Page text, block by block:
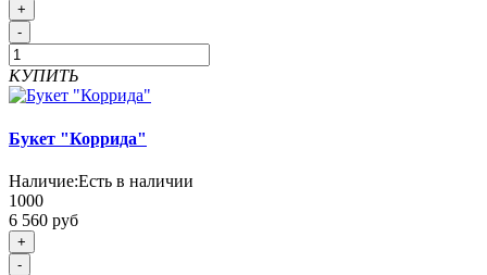
+
-
КУПИТЬ
Букет "Коррида"
Наличие:Есть в наличии
1000
6 560 руб
+
-